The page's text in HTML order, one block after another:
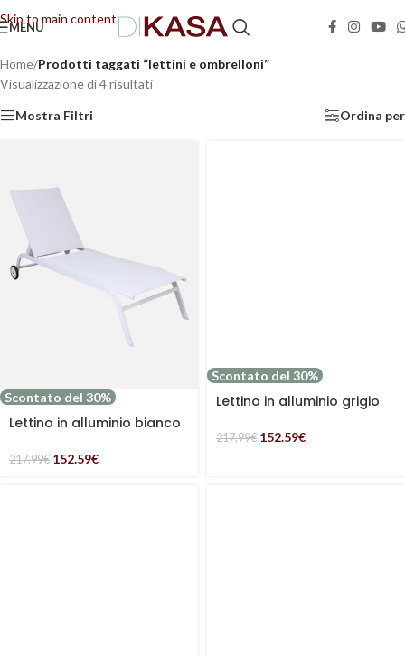
Skip to main content
📢 Dal 08/08/2026 al 23/08/2026 (compresi) gli ordini saranno evasi con tempi di
MENU
Home/Prodotti taggati “lettini e ombrelloni”
Visualizzazione di 4 risultati
Mostra Filtri Ordina per
Scontato del 30%
Lettino in alluminio bianco
217.99€ 152.59€
Scontato del 30%
Lettino in alluminio grigio
217.99€ 152.59€